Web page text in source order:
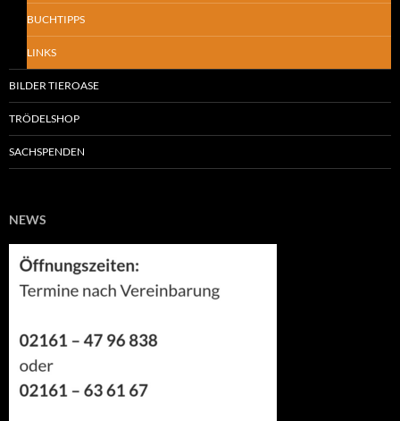
BUCHTIPPS
LINKS
BILDER TIEROASE
TRÖDELSHOP
SACHSPENDEN
NEWS